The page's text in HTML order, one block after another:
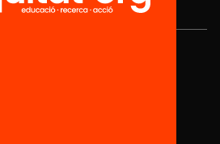
en el HUB Social
Barcelona